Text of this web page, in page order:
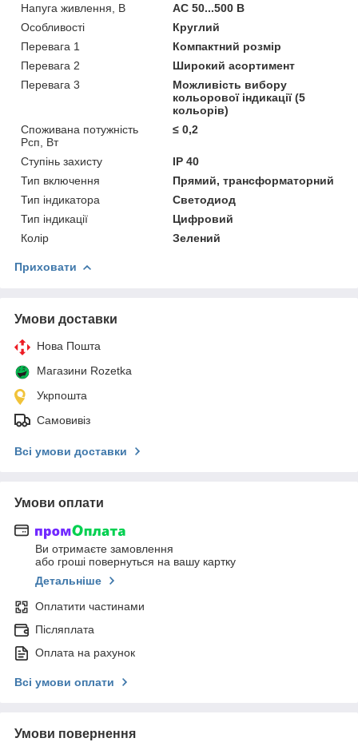
Напуга живлення, В
AC 50...500 B
Особливості
Круглий
Перевага 1
Компактний розмір
Перевага 2
Широкий асортимент
Перевага 3
Можливість вибору
кольорової індикації (5
кольорів)
Споживана потужність
Рсп, Вт
≤ 0,2
Ступінь захисту
IP 40
Тип включення
Прямий, трансформаторний
Тип індикатора
Светодиод
Тип індикації
Цифровий
Колір
Зелений
Приховати
Умови доставки
Нова Пошта
Магазини Rozetka
Укрпошта
Самовивіз
Всі умови доставки
Умови оплати
Ви отримаєте замовлення
або гроші повернуться на вашу картку
Детальніше
Оплатити частинами
Післяплата
Оплата на рахунок
Всі умови оплати
Умови повернення